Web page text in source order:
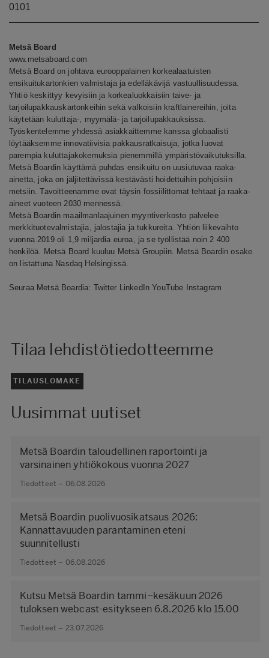
0101
Metsä Board
www.metsaboard.com
Metsä Board on johtava eurooppalainen korkealaatuisten
ensikuitukartonkien valmistaja ja edelläkävijä vastuullisuudessa.
Yhtiö keskittyy kevyisiin ja korkealuokkaisiin taive- ja
tarjoilupakkauskartonkeihin sekä valkoisiin kraftlainereihin, joita
käytetään kuluttaja-, myymälä- ja tarjoilupakkauksissa.
Työskentelemme yhdessä asiakkaittemme kanssa globaalisti
löytääksemme innovatiivisia pakkausratkaisuja, jotka luovat
parempia kuluttajakokemuksia pienemmillä ympäristövaikutuksilla.
Metsä Boardin käyttämä puhdas ensikuitu on uusiutuvaa raaka-
ainetta, joka on jäljitettävissä kestävästi hoidettuihin pohjoisiin
metsiin. Tavoitteenamme ovat täysin fossiilittomat tehtaat ja raaka-
aineet vuoteen 2030 mennessä.
Metsä Boardin maailmanlaajuinen myyntiverkosto palvelee
merkkituotevalmistajia, jalostajia ja tukkureita. Yhtiön liikevaihto
vuonna 2019 oli 1,9 miljardia euroa, ja se työllistää noin 2 400
henkilöä. Metsä Board kuuluu Metsä Groupiin. Metsä Boardin osake
on listattuna Nasdaq Helsingissä.
Seuraa Metsä Boardia: Twitter LinkedIn YouTube Instagram
Tilaa lehdistötiedotteemme
TILAUSLOMAKE
Uusimmat uutiset
Metsä Boardin taloudellinen raportointi ja
varsinainen yhtiökokous vuonna 2027
Tiedotteet – 06.08.2026
Metsä Boardin puolivuosikatsaus 2026:
Kannattavuuden parantaminen eteni
suunnitellusti
Tiedotteet – 06.08.2026
Kutsu Metsä Boardin tammi–kesäkuun 2026
tuloksen webcast-esitykseen 6.8.2026 klo 15.00
Tiedotteet – 23.07.2026